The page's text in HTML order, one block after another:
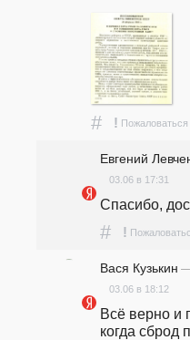
# ! Пожаловаться
Евгений
03.06 в 17:31
Спасибо,
# !
Вася Кузькин —
03.06 в 18:12
Всё верно и
когда сброд